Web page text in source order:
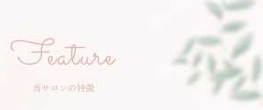
Feature
当サロンの特徴